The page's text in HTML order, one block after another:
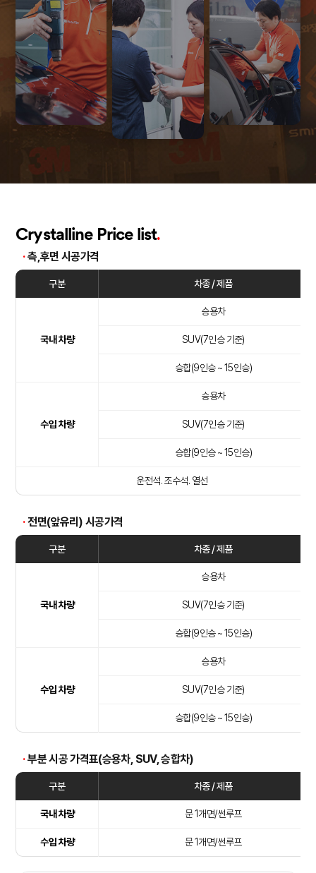
Crystalline Price list.
·측,후면 시공가격
구분 차종 / 제품
국내 차량
승용차
SUV(7인승 기준)
승합(9인승 ~ 15인승)
수입 차량
승용차
SUV(7인승 기준)
승합(9인승 ~ 15인승)
운전석. 조수석. 열선
·전면(앞유리) 시공가격
구분 차종 / 제품
국내 차량
승용차
SUV(7인승 기준)
승합(9인승 ~ 15인승)
수입 차량
승용차
SUV(7인승 기준)
승합(9인승 ~ 15인승)
·부분 시공 가격표(승용차, SUV, 승합차)
구분 차종 / 제품
국내 차량 문 1개면/썬루프
수입 차량 문 1개면/썬루프